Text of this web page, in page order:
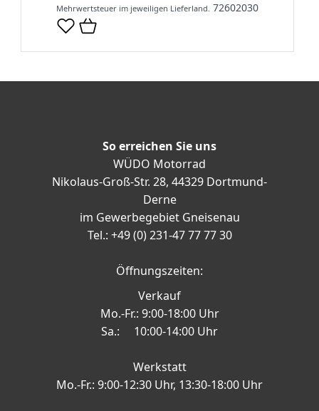
Mehrwertsteuer im jeweiligen Lieferland. 72602030
So erreichen Sie uns
WÜDO Motorrad
Nikolaus-Groß-Str. 28, 44329 Dortmund-
Derne
im Gewerbegebiet Gneisenau
Tel.: +49 (0) 231-47 77 77 30
Öffnungszeiten:
Verkauf
Mo.-Fr.: 9:00-18:00 Uhr
Sa.: 10:00-14:00 Uhr
Werkstatt
Mo.-Fr.: 9:00-12:30 Uhr, 13:30-18:00 Uhr